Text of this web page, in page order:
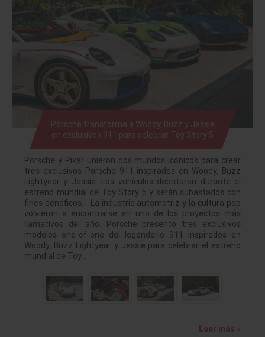
Porsche transforma a Woody, Buzz y Jessie
en exclusivos 911 para celebrar Toy Story 5
Porsche y Pixar unieron dos mundos icónicos para crear
tres exclusivos Porsche 911 inspirados en Woody, Buzz
Lightyear y Jessie. Los vehículos debutaron durante el
estreno mundial de Toy Story 5 y serán subastados con
fines benéficos. La industria automotriz y la cultura pop
volvieron a encontrarse en uno de los proyectos más
llamativos del año. Porsche presentó tres exclusivos
modelos one-of-one del legendario 911 inspirados en
Woody, Buzz Lightyear y Jessie para celebrar el estreno
mundial de Toy…
Leer más »